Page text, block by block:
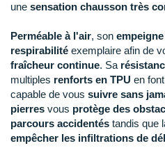
une sensation chausson très
Perméable à l'air, son
respirabilité exemplaire afin de
fraîcheur continue. Sa
multiples renforts en TPU en
capable de vous suivre sans
pierres vous protège des
parcours accidentés tandis que
empêcher les infiltrations de
Petzl
Polar
Puma
Raidlight
Reebok